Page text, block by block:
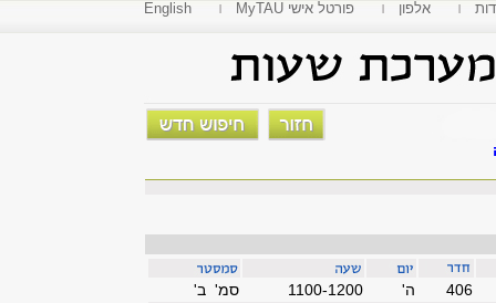
English MyTAU פורטל אישי אלפון
סמ' ב' 1100-1200 'ה 406